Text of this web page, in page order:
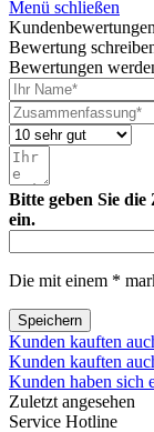
Menü schließen
Bewertung
Bewertungen
Bitte geben Sie
ein.
Die mit einem *
Speichern
Kunden kauften
Kunden kauften
Kunden haben sich
Zuletzt angesehen
Service Hotline